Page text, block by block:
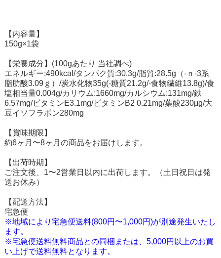
【内容量】
150g×1袋
【栄養成分】(100gあたり 当社調べ)
エネルギー:490kcal/タンパク質:30.3g/脂質:28.5g（-ｎ-3系
脂肪酸3.09ｇ）/炭水化物35g(-糖質21.2g/-食物繊維13.8g)/食
塩相当量0.004g/カリウム:1660mg/カルシウム:131mg/鉄
6.57mg/ビタミンE3.1mg/ビタミンB2 0.21mg/葉酸230μg/大
豆イソフラボン280mg
【賞味期限】
約6ヶ月〜8ヶ月の商品をお届けします。
【出荷時期】
ご注文後、1〜2営業日以内に出荷します。（土日祝日は発
送お休み）
【配送方法】
宅急便
※地域により宅急便送料(800円〜1,000円)が別途発生いたし
ます。
※宅急便送料無料商品との同梱または、5,000円以上のお買
い上げで送料無料となります。